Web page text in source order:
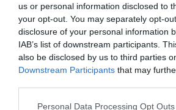
us or personal information disclosed to
your opt-out. You may separately opt-
disclosure of your personal information
IAB’s list of downstream participants.
also be disclosed by us to third parties
Downstream Participants that may
Personal Data Processing Opt Outs
Añadir 2Playbookcomo fuente
de forma gratuita
Mantente informado con las últimas